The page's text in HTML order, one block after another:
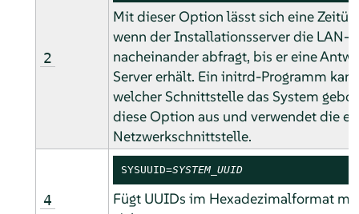
2
Mit dieser Option lässt sich eine
wenn der Installationsserver die LAN-
nacheinander abfragt, bis er eine
Server erhält. Ein initrd-Programm
welcher Schnittstelle das System
diese Option aus und verwendet die
Netzwerkschnittstelle.
4
SYSUUID=SYSTEM_UUID
Fügt UUIDs im Hexadezimalformat